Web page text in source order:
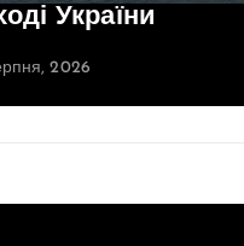
України
2026